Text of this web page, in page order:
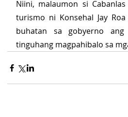
Niini, malaumon si
turismo ni Konsehal Jay
buhatan sa gobyerno
tinguhang magpahibalo sa